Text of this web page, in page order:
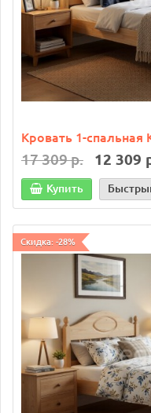
Кровать 1-
17 309 р. 12 309
Купить
Скидка: -28%